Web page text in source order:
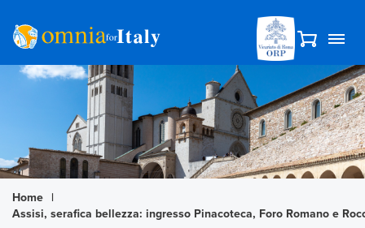
Home
|
Assisi, serafica bellezza: ingresso Pinacoteca, Foro Romano e